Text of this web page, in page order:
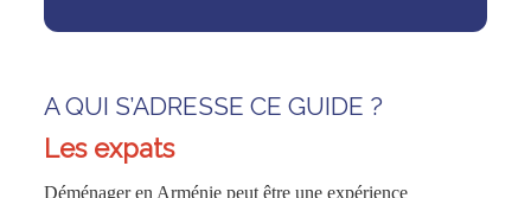
A QUI S’ADRESSE CE GUIDE ?
Les expats
Déménager en Arménie peut être une expérience